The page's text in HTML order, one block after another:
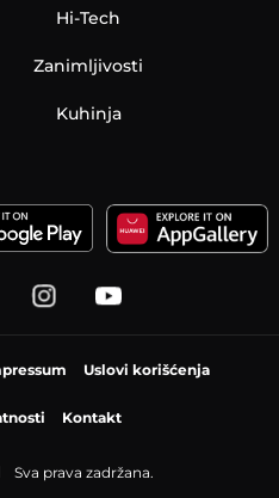
Hi-Tech
Zanimljivosti
Kuhinja
Uslovi korišćenja
Kontakt
Sva prava zadržana.